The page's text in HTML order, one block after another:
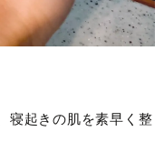
寝起きの肌を素早く整